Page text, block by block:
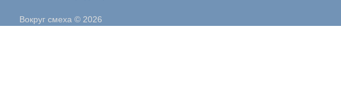
Вокруг смеха © 2026